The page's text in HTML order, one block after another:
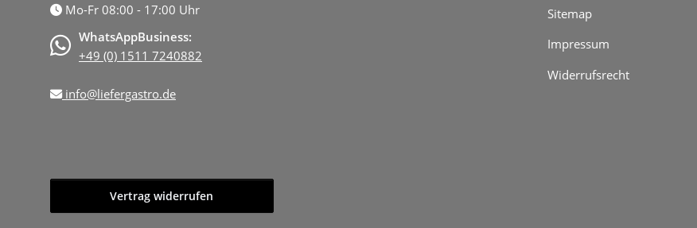
Mo-Fr 08:00 - 17:00 Uhr
WhatsAppBusiness:
+49 (0) 1511 7240882
info@liefergastro.de
Sitemap
Impressum
Widerrufsrecht
Vertrag widerrufen